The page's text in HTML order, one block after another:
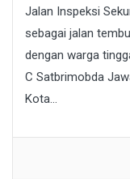
Jalan Inspeksi
sebagai jalan
dengan warga
C Satbrimobda
Kota...